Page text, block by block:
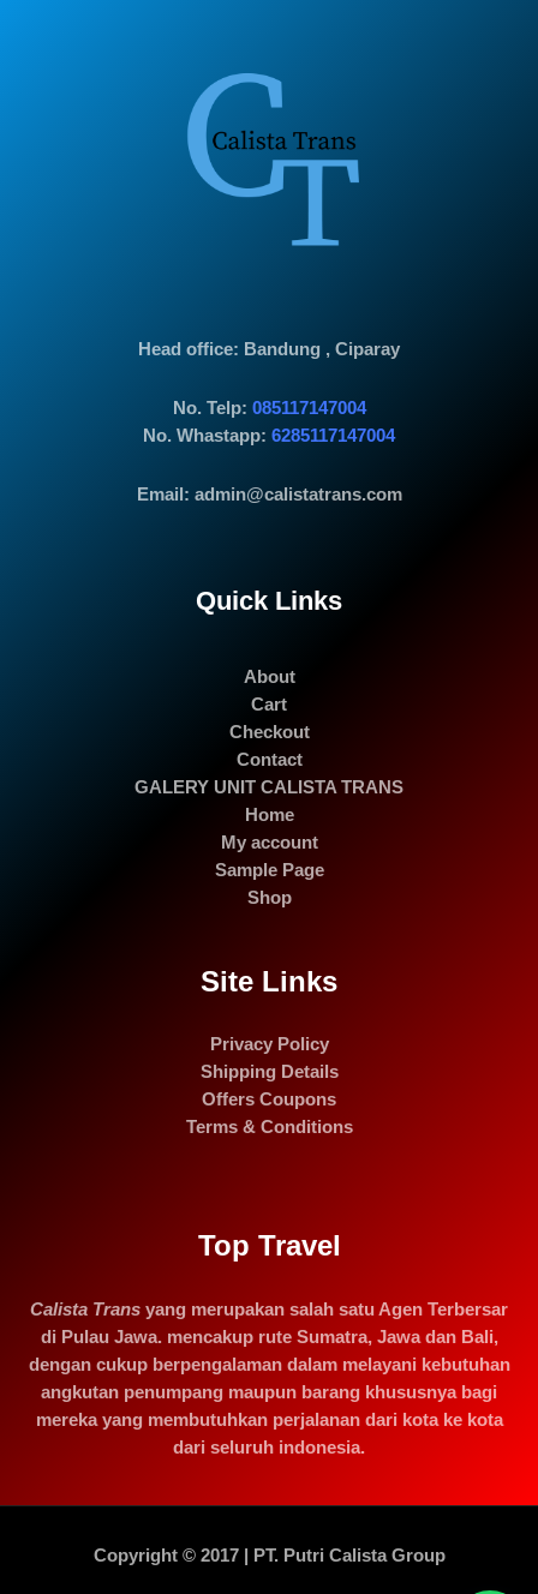
Head office: Bandung , Ciparay
No. Telp: 085117147004
No. Whastapp: 6285117147004
Email: admin@calistatrans.com
Quick Links
About
Cart
Checkout
Contact
GALERY UNIT CALISTA TRANS
Home
My account
Sample Page
Shop
Site Links
Privacy Policy
Shipping Details
Offers Coupons
Terms & Conditions
Top Travel
Calista Trans yang merupakan salah satu Agen Terbersar
di Pulau Jawa. mencakup rute Sumatra, Jawa dan Bali,
dengan cukup berpengalaman dalam melayani kebutuhan
angkutan penumpang maupun barang khususnya bagi
mereka yang membutuhkan perjalanan dari kota ke kota
dari seluruh indonesia.
Copyright © 2017 | PT. Putri Calista Group